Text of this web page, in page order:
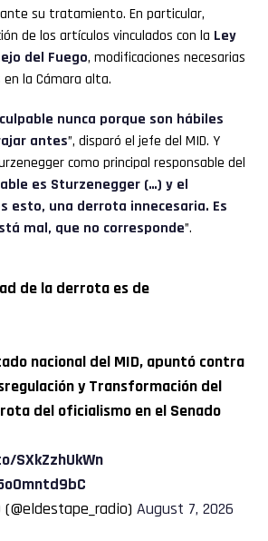
su tratamiento. En particular,
de los artículos vinculados con la Ley
del Fuego, modificaciones necesarias
la Cámara alta.
nunca porque son hábiles
antes”, disparó el jefe del MID. Y
como principal responsable del
es Sturzenegger (…) y el
esto, una derrota innecesaria. Es
mal, que no corresponde”.
de la derrota es de
nacional del MID, apuntó contra
y Transformación del
del oficialismo en el Senado
SXkZzhUkWn
August 7, 2026